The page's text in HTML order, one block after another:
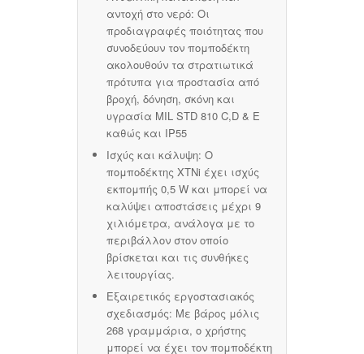
αντοχή στο νερό: Οι
προδιαγραφές ποιότητας που
συνοδεύουν τον πομποδέκτη
ακολουθούν τα στρατιωτικά
πρότυπα για προστασία από
βροχή, δόνηση, σκόνη και
υγρασία MIL STD 810 C,D & E
καθώς και ΙΡ55
Ισχύς και κάλυψη: Ο
πομποδέκτης XTNi έχει ισχύς
εκπομπής 0,5 W και μπορεί να
καλύψει αποστάσεις μέχρι 9
χιλιόμετρα, ανάλογα με το
περιβάλλον στον οποίο
βρίσκεται και τις συνθήκες
λειτουργίας.
Εξαιρετικός εργοστασιακός
σχεδιασμός: Με βάρος μόλις
268 γραμμάρια, ο χρήστης
μπορεί να έχει τον πομποδέκτη